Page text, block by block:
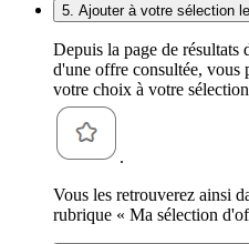
5. Ajouter à votre sélection
Depuis la page de résultats
d'une offre consultée, vous
votre choix à votre
.
Vous les retrouverez ainsi
rubrique « Ma sélection